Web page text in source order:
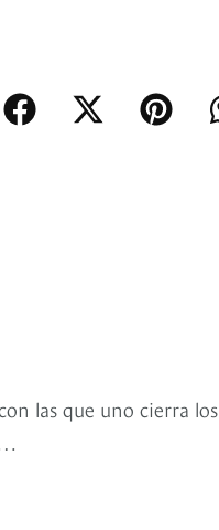
las que uno cierra los